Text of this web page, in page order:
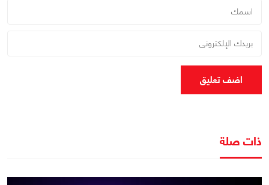
اضف تعليق
ذات صلة